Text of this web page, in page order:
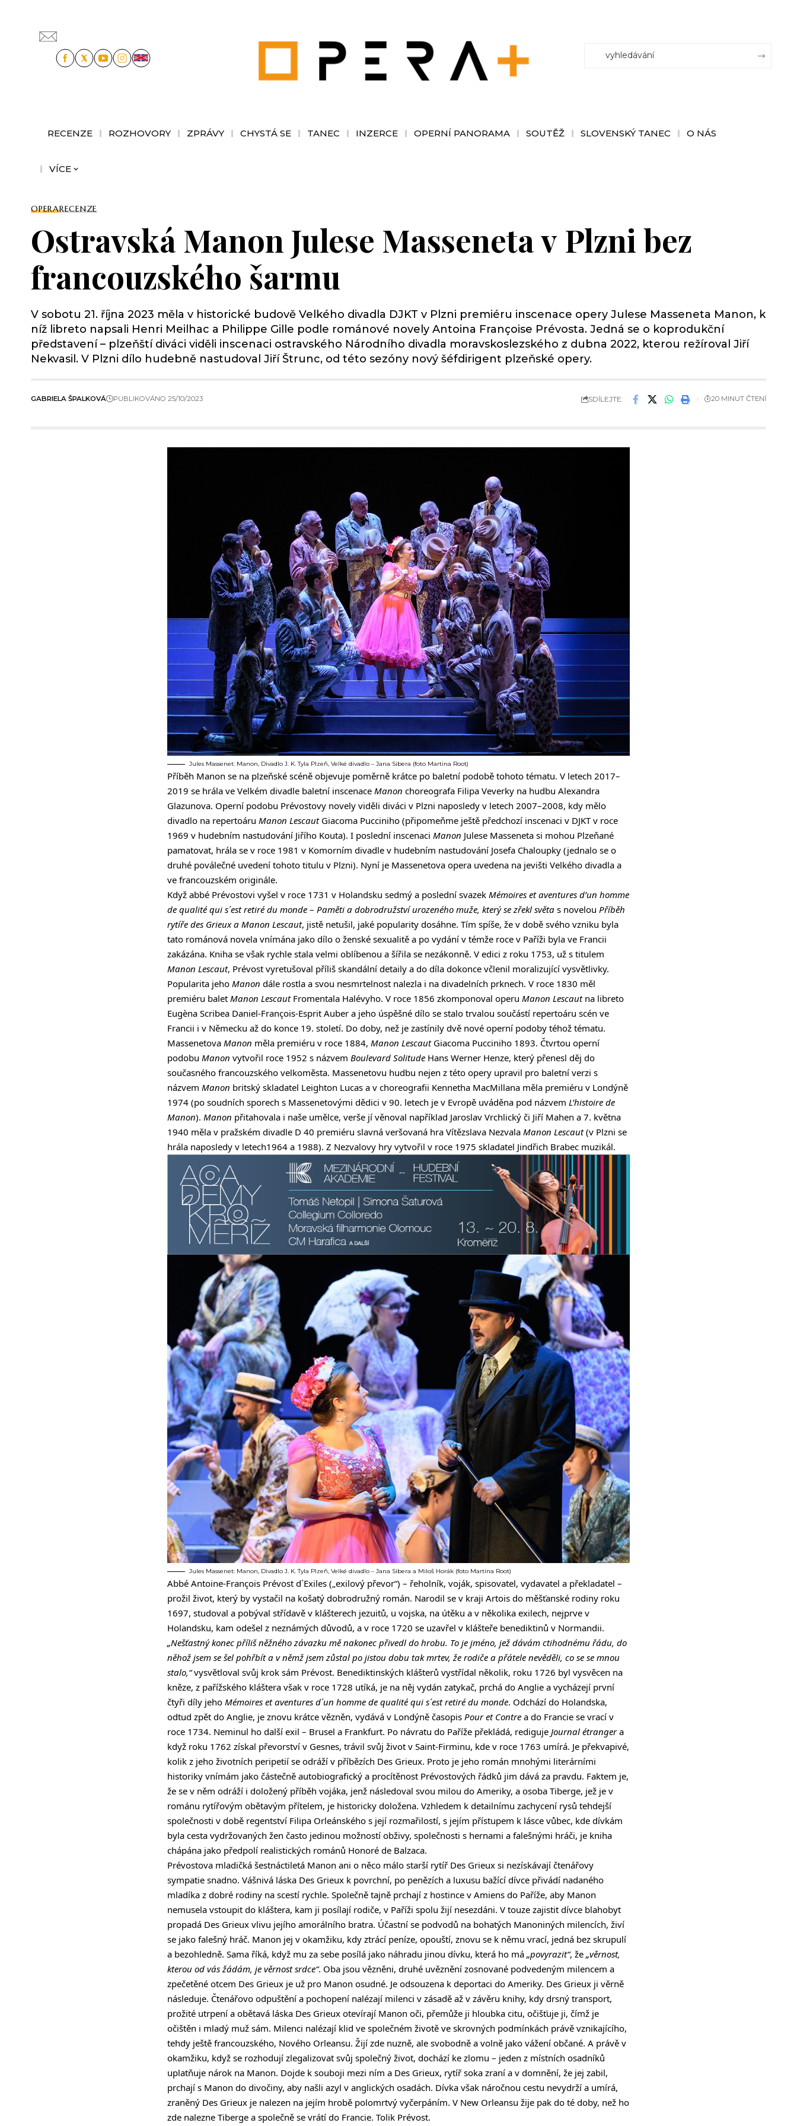
RECENZE ROZHOVORY ZPRÁVY CHYSTÁ SE TANEC INZERCE OPERNÍ PANORAMA SOUTĚŽ SLOVENSKÝ TANEC O NÁS
VÍCE
OPERARECENZE
Ostravská Manon Julese Masseneta v Plzni bez
francouzského šarmu
V sobotu 21. října 2023 měla v historické budově Velkého divadla DJKT v Plzni premiéru inscenace opery Julese Masseneta Manon, k
níž libreto napsali Henri Meilhac a Philippe Gille podle románové novely Antoina Françoise Prévosta. Jedná se o koprodukční
představení – plzeňští diváci viděli inscenaci ostravského Národního divadla moravskoslezského z dubna 2022, kterou režíroval Jiří
Nekvasil. V Plzni dílo hudebně nastudoval Jiří Štrunc, od této sezóny nový šéfdirigent plzeňské opery.
GABRIELA ŠPALKOVÁ PUBLIKOVÁNO 25/10/2023 SDÍLEJTE: 20 MINUT ČTENÍ
Jules Massenet: Manon, Divadlo J. K. Tyla Plzeň, Velké divadlo – Jana Sibera (foto Martina Root)
Příběh Manon se na plzeňské scéně objevuje poměrně krátce po baletní podobě tohoto tématu. V letech 2017–
2019 se hrála ve Velkém divadle baletní inscenace Manon choreografa Filipa Veverky na hudbu Alexandra
Glazunova. Operní podobu Prévostovy novely viděli diváci v Plzni naposledy v letech 2007–2008, kdy mělo
divadlo na repertoáru Manon Lescaut Giacoma Pucciniho (připomeňme ještě předchozí inscenaci v DJKT v roce
1969 v hudebním nastudování Jiřího Kouta). I poslední inscenaci Manon Julese Masseneta si mohou Plzeňané
pamatovat, hrála se v roce 1981 v Komorním divadle v hudebním nastudování Josefa Chaloupky (jednalo se o
druhé poválečné uvedení tohoto titulu v Plzni). Nyní je Massenetova opera uvedena na jevišti Velkého divadla a
ve francouzském originále.
Když abbé Prévostovi vyšel v roce 1731 v Holandsku sedmý a poslední svazek Mémoires et aventures d’un homme
de qualité qui s´est retiré du monde – Paměti a dobrodružství urozeného muže, který se zřekl světa s novelou Příběh
rytíře des Grieux a Manon Lescaut, jistě netušil, jaké popularity dosáhne. Tím spíše, že v době svého vzniku byla
tato románová novela vnímána jako dílo o ženské sexualitě a po vydání v témže roce v Paříži byla ve Francii
zakázána. Kniha se však rychle stala velmi oblíbenou a šířila se nezákonně. V edici z roku 1753, už s titulem
Manon Lescaut, Prévost vyretušoval příliš skandální detaily a do díla dokonce včlenil moralizující vysvětlivky.
Popularita jeho Manon dále rostla a svou nesmrtelnost nalezla i na divadelních prknech. V roce 1830 měl
premiéru balet Manon LescautFromentala Halévyho. V roce 1856 zkomponoval operu Manon Lescautna libreto
Eugèna Scribea Daniel-François-Esprit Auber a jeho úspěšné dílo se stalo trvalou součástí repertoáru scén ve
Francii i v Německu až do konce 19. století. Do doby, než je zastínily dvě nové operní podoby téhož tématu.
Massenetova Manon měla premiéru v roce 1884, Manon Lescaut Giacoma Pucciniho 1893. Čtvrtou operní
podobu Manon vytvořil roce 1952 s názvem Boulevard Solitude Hans Werner Henze, který přenesl děj do
současného francouzského velkoměsta. Massenetovu hudbu nejen z této opery upravil pro baletní verzi s
názvem Manon britský skladatel Leighton Lucas a v choreografii Kennetha MacMillana měla premiéru v Londýně
1974 (po soudních sporech s Massenetovými dědici v 90. letech je v Evropě uváděna pod názvem L’histoire de
Manon). Manon přitahovala i naše umělce, verše jí věnoval například Jaroslav Vrchlický či Jiří Mahen a 7. května
1940 měla v pražském divadle D 40 premiéru slavná veršovaná hra Vítězslava Nezvala Manon Lescaut(v Plzni se
hrála naposledy v letech1964 a 1988). Z Nezvalovy hry vytvořil v roce 1975 skladatel Jindřich Brabec muzikál.
Jules Massenet: Manon, Divadlo J. K. Tyla Plzeň, Velké divadlo – Jana Sibera a Miloš Horák (foto Martina Root)
Abbé Antoine-François Prévost d´Exiles („exilový převor“) – řeholník, voják, spisovatel, vydavatel a překladatel –
prožil život, který by vystačil na košatý dobrodružný román. Narodil se v kraji Artois do měšťanské rodiny roku
1697, studoval a pobýval střídavě v klášterech jezuitů, u vojska, na útěku a v několika exilech, nejprve v
Holandsku, kam odešel z neznámých důvodů, a v roce 1720 se uzavřel v klášteře benediktinů v Normandii.
„Nešťastný konec příliš něžného závazku mě nakonec přivedl do hrobu. To je jméno, jež dávám ctihodnému řádu, do
něhož jsem se šel pohřbít a v němž jsem zůstal po jistou dobu tak mrtev, že rodiče a přátele nevěděli, co se se mnou
stalo,“vysvětloval svůj krok sám Prévost. Benediktinských klášterů vystřídal několik, roku 1726 byl vysvěcen na
kněze, z pařížského kláštera však v roce 1728 utíká, je na něj vydán zatykač, prchá do Anglie a vycházejí první
čtyři díly jeho Mémoires et aventures d´un homme de qualité qui s´est retiré du monde. Odchází do Holandska,
odtud zpět do Anglie, je znovu krátce vězněn, vydává v Londýně časopis Pour et Contre a do Francie se vrací v
roce 1734. Neminul ho další exil – Brusel a Frankfurt. Po návratu do Paříže překládá, rediguje Journal étrangera
když roku 1762 získal převorství v Gesnes, trávil svůj život v Saint-Firminu, kde v roce 1763 umírá. Je překvapivé,
kolik z jeho životních peripetií se odráží v příbězích Des Grieux. Proto je jeho román mnohými literárními
historiky vnímám jako částečně autobiografický a procítěnost Prévostových řádků jim dává za pravdu. Faktem je,
že se v něm odráží i doložený příběh vojáka, jenž následoval svou milou do Ameriky, a osoba Tiberge, jež je v
románu rytířovým obětavým přítelem, je historicky doložena. Vzhledem k detailnímu zachycení rysů tehdejší
společnosti v době regentství Filipa Orleánského s její rozmařilostí, s jejím přístupem k lásce vůbec, kde dívkám
byla cesta vydržovaných žen často jedinou možností obživy, společnosti s hernami a falešnými hráči, je kniha
chápána jako předpolí realistických románů Honoré de Balzaca.
Prévostova mladičká šestnáctiletá Manon ani o něco málo starší rytíř Des Grieux si nezískávají čtenářovy
sympatie snadno. Vášnivá láska Des Grieux k povrchní, po penězích a luxusu bažící dívce přivádí nadaného
mladíka z dobré rodiny na scestí rychle. Společně tajně prchají z hostince v Amiens do Paříže, aby Manon
nemusela vstoupit do kláštera, kam ji posílají rodiče, v Paříži spolu žijí nesezdáni. V touze zajistit dívce blahobyt
propadá Des Grieux vlivu jejího amorálního bratra. Účastní se podvodů na bohatých Manoniných milencích, živí
se jako falešný hráč. Manon jej v okamžiku, kdy ztrácí peníze, opouští, znovu se k němu vrací, jedná bez skrupulí
a bezohledně. Sama říká, když mu za sebe posílá jako náhradu jinou dívku, která ho má „povyrazit“, že „věrnost,
kterou od vás žádám, je věrnost srdce“. Oba jsou vězněni, druhé uvěznění zosnované podvedeným milencem a
zpečetěné otcem Des Grieux je už pro Manon osudné. Je odsouzena k deportaci do Ameriky. Des Grieux ji věrně
následuje. Čtenářovo odpuštění a pochopení nalézají milenci v zásadě až v závěru knihy, kdy drsný transport,
prožité utrpení a obětavá láska Des Grieux otevírají Manon oči, přemůže ji hloubka citu, očišťuje ji, čímž je
očištěn i mladý muž sám. Milenci nalézají klid ve společném životě ve skrovných podmínkách právě vznikajícího,
tehdy ještě francouzského, Nového Orleansu. Žijí zde nuzně, ale svobodně a volně jako vážení občané. A právě v
okamžiku, když se rozhodují zlegalizovat svůj společný život, dochází ke zlomu – jeden z místních osadníků
uplatňuje nárok na Manon. Dojde k souboji mezi ním a Des Grieux, rytíř soka zraní a v domnění, že jej zabil,
prchají s Manon do divočiny, aby našli azyl v anglických osadách. Dívka však náročnou cestu nevydrží a umírá,
zraněný Des Grieux je nalezen na jejím hrobě polomrtvý vyčerpáním. V New Orleansu žije pak do té doby, než ho
zde nalezne Tiberge a společně se vrátí do Francie. Tolik Prévost.